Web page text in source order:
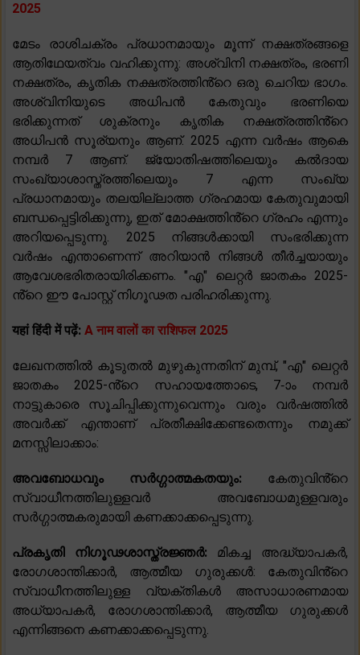
2025
മേടം രാശിചക്രം പ്രധാനമായും മൂന്ന് നക്ഷത്രങ്ങളെ
ആതിഥേയത്വം വഹിക്കുന്നു: അശ്വിനി നക്ഷത്രം, ഭരണി
നക്ഷത്രം, കൃതിക നക്ഷത്രത്തിൻ്റെ ഒരു ചെറിയ ഭാഗം.
അശ്വിനിയുടെ അധിപൻ കേതുവും ഭരണിയെ
ഭരിക്കുന്നത് ശുക്രനും കൃതിക നക്ഷത്രത്തിൻ്റെ
അധിപൻ സൂര്യനും ആണ്. 2025 എന്ന വർഷം ആകെ
നമ്പർ 7 ആണ്. ജ്യോതിഷത്തിലെയും കൽദായ
സംഖ്യാശാസ്ത്രത്തിലെയും 7 എന്ന സംഖ്യ
പ്രധാനമായും തലയില്ലാത്ത ഗ്രഹമായ കേതുവുമായി
ബന്ധപ്പെട്ടിരിക്കുന്നു, ഇത് മോക്ഷത്തിൻ്റെ ഗ്രഹം എന്നും
അറിയപ്പെടുന്നു. 2025 നിങ്ങൾക്കായി സംഭരിക്കുന്ന
വർഷം എന്താണെന്ന് അറിയാൻ നിങ്ങൾ തീർച്ചയായും
ആവേശഭരിതരായിരിക്കണം. "എ" ലെറ്റർ ജാതകം 2025-
ൻ്റെ ഈ പോസ്റ്റ് നിഗൂഢത പരിഹരിക്കുന്നു.
यहां हिंदी में पढ़ें: A नाम वालों का राशिफल 2025
ലേഖനത്തിൽ കൂടുതൽ മുഴുകുന്നതിന് മുമ്പ്, "എ" ലെറ്റർ
ജാതകം 2025-ൻ്റെ സഹായത്തോടെ, 7-ാം നമ്പർ
നാട്ടുകാരെ സൂചിപ്പിക്കുന്നുവെന്നും വരും വർഷത്തിൽ
അവർക്ക് എന്താണ് പ്രതീക്ഷിക്കേണ്ടതെന്നും നമുക്ക്
മനസ്സിലാക്കാം:
അവബോധവും സർഗ്ഗാത്മകതയും: കേതുവിൻ്റെ
സ്വാധീനത്തിലുള്ളവർ അവബോധമുള്ളവരും
സർഗ്ഗാത്മകരുമായി കണക്കാക്കപ്പെടുന്നു.
പ്രകൃതി നിഗൂഢശാസ്ത്രജ്ഞർ: മികച്ച അദ്ധ്യാപകർ,
രോഗശാന്തിക്കാർ, ആത്മീയ ഗുരുക്കൾ: കേതുവിൻ്റെ
സ്വാധീനത്തിലുള്ള വ്യക്തികൾ അസാധാരണമായ
അധ്യാപകർ, രോഗശാന്തിക്കാർ, ആത്മീയ ഗുരുക്കൾ
എന്നിങ്ങനെ കണക്കാക്കപ്പെടുന്നു.